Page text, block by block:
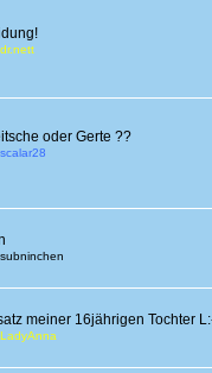
dr.nett
oder Gerte ??
scalar28
subninchen
meiner 16jährigen Tochter
LadyAnna